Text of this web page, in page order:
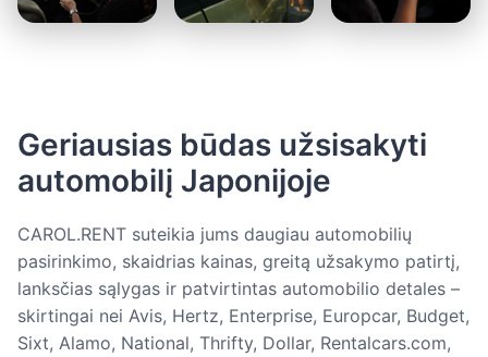
Geriausias būdas užsisakyti
automobilį Japonijoje
CAROL.RENT suteikia jums daugiau automobilių
pasirinkimo, skaidrias kainas, greitą užsakymo patirtį,
lanksčias sąlygas ir patvirtintas automobilio detales –
skirtingai nei Avis, Hertz, Enterprise, Europcar, Budget,
Sixt, Alamo, National, Thrifty, Dollar, Rentalcars.com,